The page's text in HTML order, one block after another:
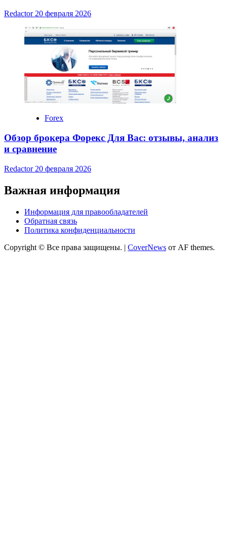
Redactor 20 февраля 2026
Forex
Обзор брокера Форекс Для Вас: отзывы, анализ
и сравнение
Redactor 20 февраля 2026
Важная информация
Информация для правообладателей
Обратная связь
Политика конфиденциальности
Copyright © Все права защищены. | CoverNews от AF themes.